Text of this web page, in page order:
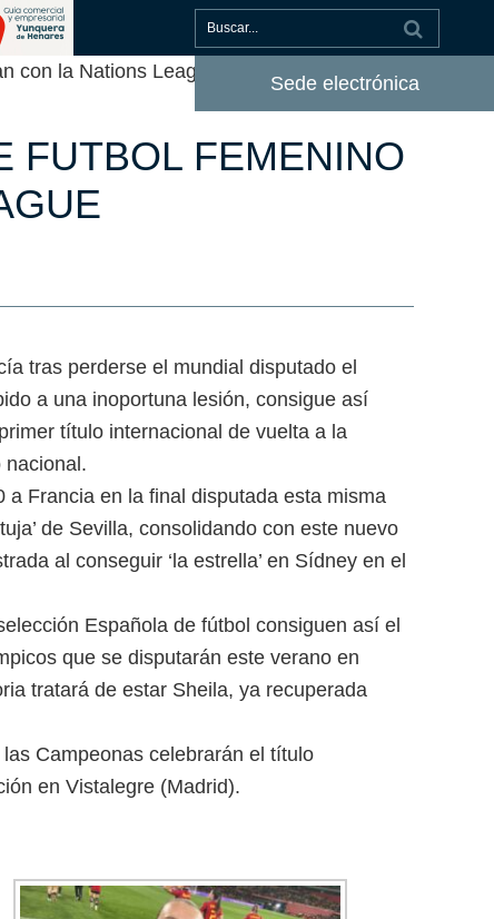
Sede electrónica
la Nations League
FUTBOL FEMENINO
tras perderse el mundial disputado el
a una inoportuna lesión, consigue así
título internacional de vuelta a la
nacional.
a Francia en la final disputada esta misma
de Sevilla, consolidando con este nuevo
al conseguir ‘la estrella’ en Sídney en el
Española de fútbol consiguen así el
que se disputarán este verano en
tratará de estar Sheila, ya recuperada
Campeonas celebrarán el título
en Vistalegre (Madrid).